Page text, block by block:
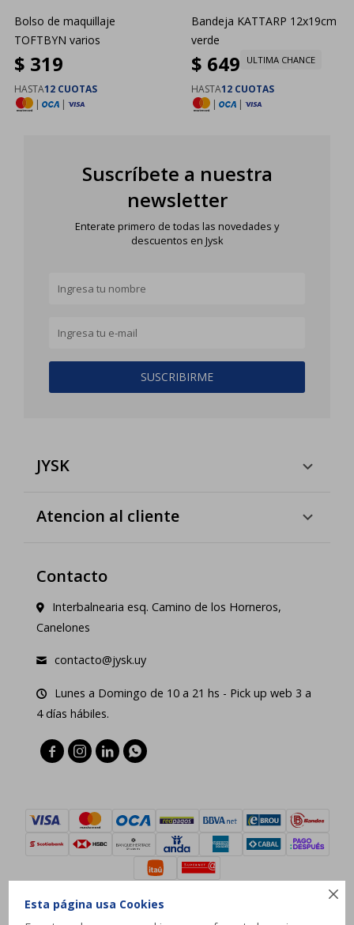

Esta página usa Cookies
Bolso de maquillaje
TOFTBYN varios
$ 319
HASTA12 CUOTAS
|
|
Bandeja KATTARP 12x19cm
verde
$ 649 ULTIMA CHANCE
HASTA12 CUOTAS
|
|
Suscríbete a nuestra
newsletter
Enterate primero de todas las novedades y
descuentos en Jysk
SUSCRIBIRME
JYSK
Atencion al cliente
Contacto
Interbalnearia esq. Camino de los Horneros,
Canelones
contacto@jysk.uy
Lunes a Domingo de 10 a 21 hs - Pick up web 3 a
4 días hábiles.
   